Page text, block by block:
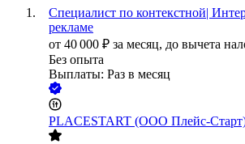
Специалист по контекстной|
рекламе
от 40 000 ₽ за месяц, до вычета
Без опыта
Выплаты: Раз в месяц
PLACESTART (ООО Плейс-